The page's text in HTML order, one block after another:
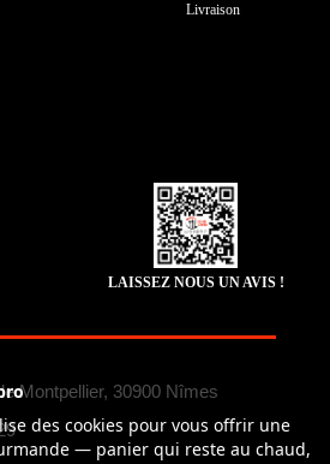
Livraison
LAISSEZ NOUS UN AVIS !
Montpellier, 30900 Nîmes
des cookies pour vous offrir une
— panier qui reste au chaud,